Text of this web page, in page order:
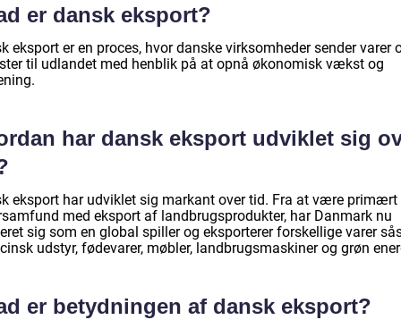
er dansk eksport?
eksport er en proces, hvor danske virksomheder sender varer
til udlandet med henblik på at opnå økonomisk vækst og
har dansk eksport udviklet sig
eksport har udviklet sig markant over tid. Fra at være primært
med eksport af landbrugsprodukter, har Danmark nu
sig som en global spiller og eksporterer forskellige varer
udstyr, fødevarer, møbler, landbrugsmaskiner og grøn
er betydningen af dansk eksport?